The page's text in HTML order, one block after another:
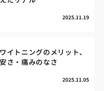
2025.11.19
イトニングのメリット、
さ・痛みのなさ
2025.11.05